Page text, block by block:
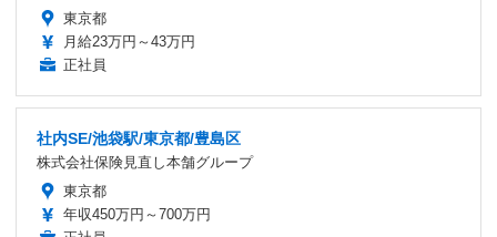
東京都
月給23万円～43万円
正社員
社内SE/池袋駅/東京都/豊島区
株式会社保険見直し本舗グループ
東京都
年収450万円～700万円